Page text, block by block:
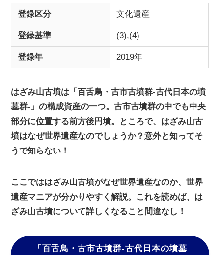
登録区分 文化遺産
登録基準 (3),(4)
登録年 2019年
はざみ山古墳は「百舌鳥・古市古墳群-古代日本の墳
墓群-」の構成資産の一つ。古市古墳群の中でも中央
部分に位置する前方後円墳。ところで、はざみ山古
墳はなぜ世界遺産なのでしょうか？意外と知ってそ
うで知らない！
ここでははざみ山古墳がなぜ世界遺産なのか、世界
遺産マニアが分かりやすく解説。これを読めば、は
ざみ山古墳について詳しくなること間違なし！
「百舌鳥・古市古墳群-古代日本の墳墓